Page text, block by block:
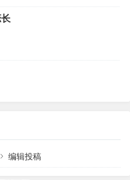
中，说明你正在经历精神内
内耗”的解释是： 过度的思虑。 焦
编辑投稿